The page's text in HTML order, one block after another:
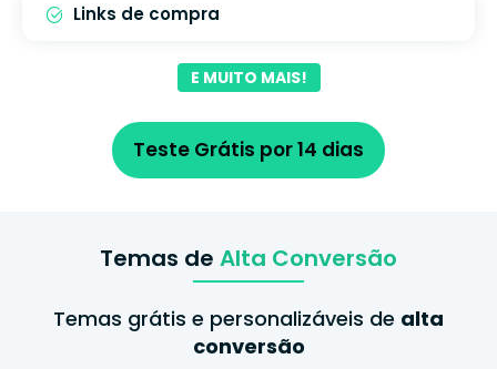
Links de compra
E MUITO MAIS!
Teste Grátis por 14 dias
Temas de Alta Conversão
Temas grátis e personalizáveis de alta
conversão